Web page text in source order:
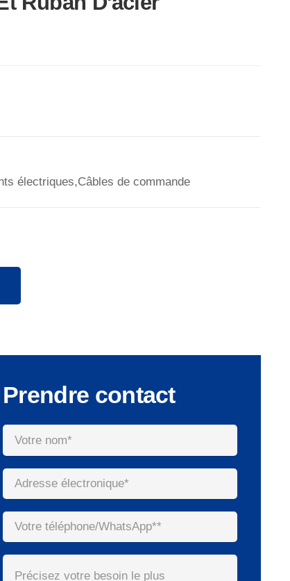
électriques,Câbles de commande
Prendre contact